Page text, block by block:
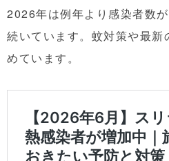
2026年は例年より感染者数
続いています。蚊対策や最新
めています。